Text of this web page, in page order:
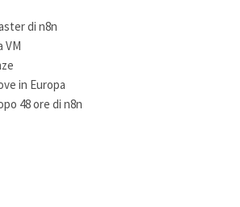
di n8n
VM
in Europa
48 ore di n8n